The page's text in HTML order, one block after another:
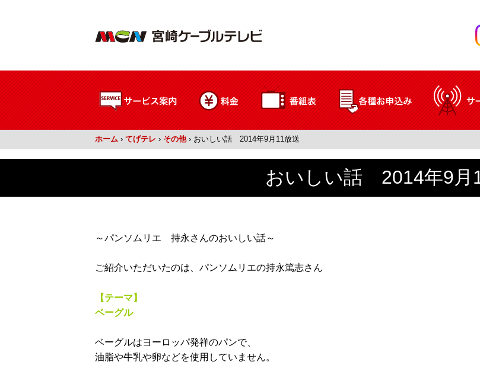
ホーム › てげテレ › その他 › おいしい話 2014年9月11放送
おいしい話 2014年9月
～パンソムリエ 持永さんのおいしい話～
ご紹介いただいたのは、パンソムリエの持永篤志さん
【テーマ】
ベーグル
ベーグルはヨーロッパ発祥のパンで、
油脂や牛乳や卵などを使用していません。